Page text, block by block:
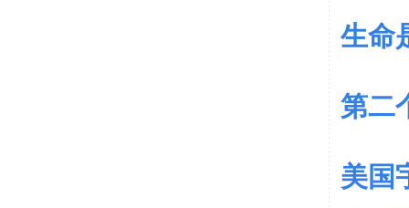
生命
第二
美国